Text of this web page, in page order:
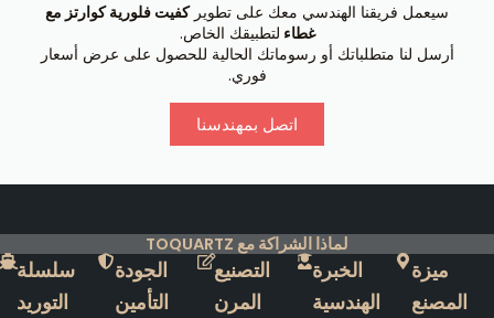
سيعمل فريقنا الهندسي معك على تطوير كفيت فلورية كوارتز مع
غطاء لتطبيقك الخاص.
أرسل لنا متطلباتك أو رسوماتك الحالية للحصول على عرض أسعار
فوري.
اتصل بمهندسنا
لماذا الشراكة مع TOQUARTZ
ميزة
المصنع
الخبرة
الهندسية
التصنيع
المرن
الجودة
التأمين
سلسلة
التوريد